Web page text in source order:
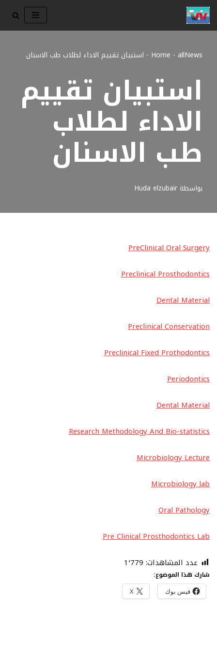
تخطى
المحتوى
Home - allNews
- استبيان تقييم الاداء لطلاب طب الاسنان
استبيان تقييم
الاداء لطلاب
طب الاسنان
بواسطة Huda elzubair
PreClinical Oral Surgery
Preclinical Prosthodontics
Dental Material
Preclinical Conservation
Preclinical Fixed Prothodontics
Periodontics
Dental Material
Research Methodology And Bio-statistics
Microbiology Lecture
Microbiology lab
Oral Pathology
Pre Clinical Prosthodontics Lab
عدد المشاهدات: 1٬779
شارك هذا الموضوع:
فيس بوك X